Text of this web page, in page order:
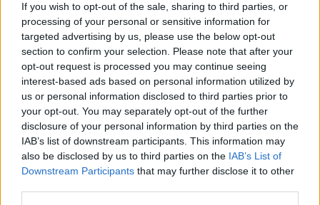
If you wish to opt-out of the sale, sharing to third parties, or
processing of your personal or sensitive information for
targeted advertising by us, please use the below opt-out
section to confirm your selection. Please note that after your
opt-out request is processed you may continue seeing
interest-based ads based on personal information utilized by
us or personal information disclosed to third parties prior to
your opt-out. You may separately opt-out of the further
disclosure of your personal information by third parties on the
IAB’s list of downstream participants. This information may
also be disclosed by us to third parties on the IAB’s List of
Downstream Participants that may further disclose it to other
brillamento presso la “Cava del Priorato” nel Comune di Orbetello.
Il Prefetto di Grosseto, Paola Berardino, ha adottato apposita
ordinanza per lo svolgimento delle operazioni nella massima
cornice di sicurezza e istituito, nella sede del Comune di Orbetello,
il Centro Coordinamento Soccorsi, per il coordinamento delle
attività a cui prenderanno parte Amministrazione Provinciale,
Comune di Orbetello, Reggimento Genio Ferrovieri di Castel
Maggiore (BO), Questura di Grosseto, Arma dei Carabinieri,
Guardia di Finanza, Vigili del Fuoco, Polizia Stradale, Polizia